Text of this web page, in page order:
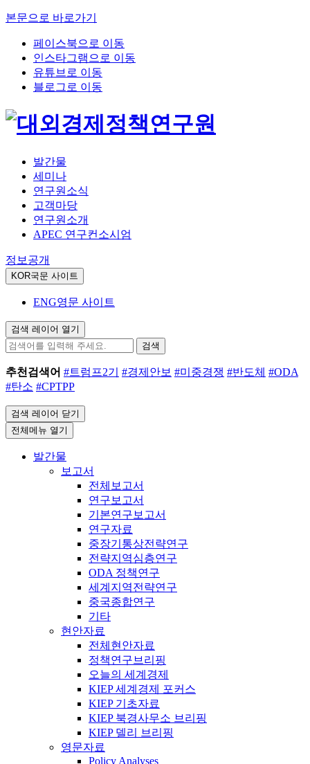
본문으로 바로가기
페이스북으로 이동
인스타그램으로 이동
유튜브로 이동
블로그로 이동
발간물
세미나
연구원소식
고객마당
연구원소개
APEC 연구컨소시엄
정보공개
KOR국문 사이트
ENG영문 사이트
검색 레이어 열기
검색
추천검색어 #트럼프2기 #경제안보 #미중경쟁 #반도체 #ODA
#탄소 #CPTPP
검색 레이어 닫기
전체메뉴 열기
발간물
보고서
전체보고서
연구보고서
기본연구보고서
연구자료
중장기통상전략연구
전략지역심층연구
ODA 정책연구
세계지역전략연구
중국종합연구
기타
현안자료
전체현안자료
정책연구브리핑
오늘의 세계경제
KIEP 세계경제 포커스
KIEP 기초자료
KIEP 북경사무소 브리핑
KIEP 델리 브리핑
영문자료
Policy Analyses